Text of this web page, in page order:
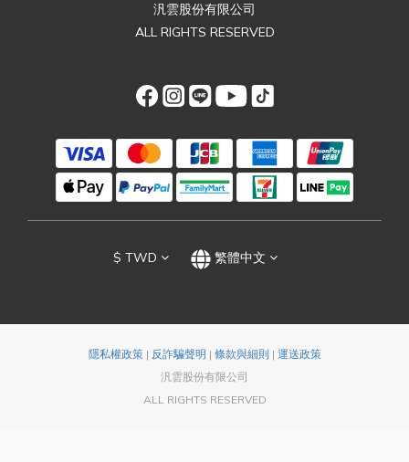
汎雲股份有限公司
ALL RIGHTS RESERVED
$ TWD 繁體中文
隱私權政策| 反詐騙聲明 | 條款與細則 | 運送政策
汎雲股份有限公司
ALL RIGHTS RESERVED